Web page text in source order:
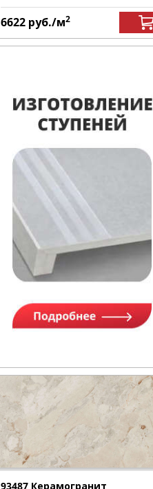
6622 руб./м2
93487 Керамогранит